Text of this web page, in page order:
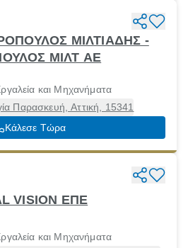
ΜΙΛΤΙΑΔΗΣ -
ΜΙΛΤ ΑΕ
και Μηχανήματα
Παρασκευή, Αττική, 15341
Κάλεσε Τώρα
VISION ΕΠΕ
και Μηχανήματα